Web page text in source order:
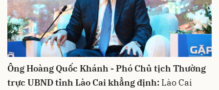
Ông Hoàng Quốc Khánh - Phó Chủ tịch Thường
trực UBND tỉnh Lào Cai khẳng định: Lào Cai